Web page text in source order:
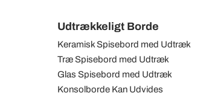
Udtrækkeligt Borde
Keramisk Spisebord med Udtræk
Træ Spisebord med Udtræk
Glas Spisebord med Udtræk
Konsolborde Kan Udvides